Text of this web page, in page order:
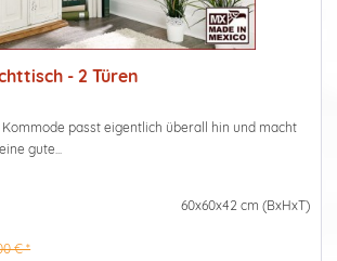
- 2 Türen
passt eigentlich überall hin und macht
gute...
60x60x42 cm (BxHxT)
€ *